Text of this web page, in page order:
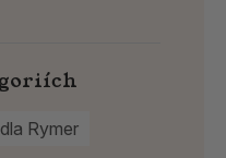
Rymer